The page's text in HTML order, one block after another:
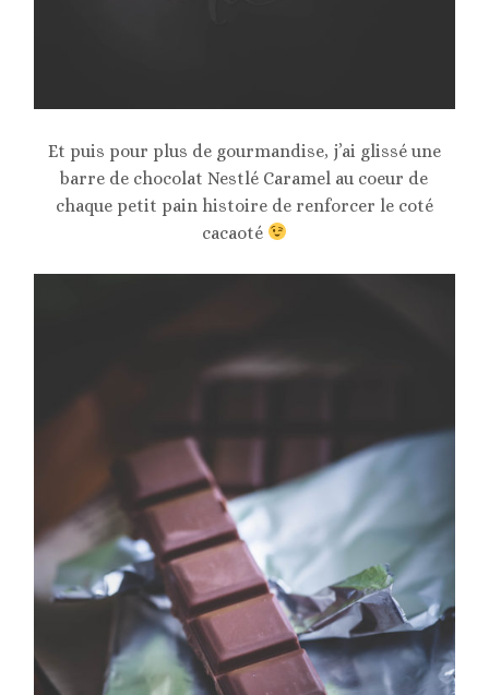
Et puis pour plus de gourmandise, j’ai glissé une
barre de chocolat Nestlé Caramel au coeur de
chaque petit pain histoire de renforcer le coté
cacaoté